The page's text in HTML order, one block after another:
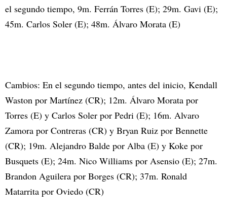
el segundo tiempo, 9m. Ferrán Torres (E); 29m. Gavi (E);
45m. Carlos Soler (E); 48m. Álvaro Morata (E)
Cambios: En el segundo tiempo, antes del inicio, Kendall
Waston por Martínez (CR); 12m. Álvaro Morata por
Torres (E) y Carlos Soler por Pedri (E); 16m. Alvaro
Zamora por Contreras (CR) y Bryan Ruiz por Bennette
(CR); 19m. Alejandro Balde por Alba (E) y Koke por
Busquets (E); 24m. Nico Williams por Asensio (E); 27m.
Brandon Aguilera por Borges (CR); 37m. Ronald
Matarrita por Oviedo (CR)